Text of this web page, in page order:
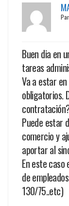
Buen dia en
tareas
Va a estar
obligatorios.
Puede estar
comercio y
aportar al
En este
de
130/75..etc)